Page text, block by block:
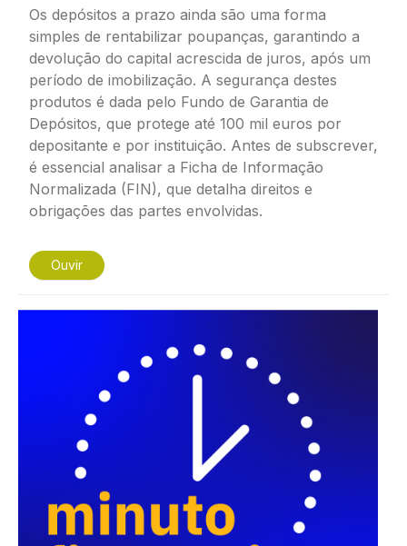
Os depósitos a prazo ainda são uma forma
simples de rentabilizar poupanças, garantindo a
devolução do capital acrescida de juros, após um
período de imobilização. A segurança destes
produtos é dada pelo Fundo de Garantia de
Depósitos, que protege até 100 mil euros por
depositante e por instituição. Antes de subscrever,
é essencial analisar a Ficha de Informação
Normalizada (FIN), que detalha direitos e
obrigações das partes envolvidas.
Ouvir